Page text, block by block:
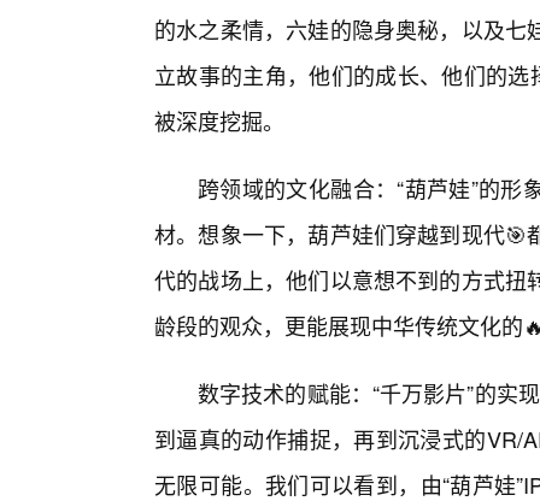
的水之柔情，六娃的隐身奥秘，以及
立故事的主角，他们的成长、他们的
被深度挖掘。
跨领域的文化融合：“葫芦娃”的
材。想象一下，葫芦娃们穿越到现代
代的战场上，他们以意想不到的方式
龄段的观众，更能展现中华传统文化的
数字技术的赋能：“千万影片”的实
到逼真的动作捕捉，再到沉浸式的VR/
无限可能。我们可以看到，由“葫芦娃